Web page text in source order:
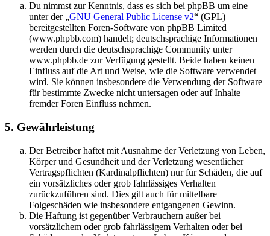
Du nimmst zur Kenntnis, dass es sich bei phpBB um eine
unter der „GNU General Public License v2“ (GPL)
bereitgestellten Foren-Software von phpBB Limited
(www.phpbb.com) handelt; deutschsprachige Informationen
werden durch die deutschsprachige Community unter
www.phpbb.de zur Verfügung gestellt. Beide haben keinen
Einfluss auf die Art und Weise, wie die Software verwendet
wird. Sie können insbesondere die Verwendung der Software
für bestimmte Zwecke nicht untersagen oder auf Inhalte
fremder Foren Einfluss nehmen.
5. Gewährleistung
Der Betreiber haftet mit Ausnahme der Verletzung von Leben,
Körper und Gesundheit und der Verletzung wesentlicher
Vertragspflichten (Kardinalpflichten) nur für Schäden, die auf
ein vorsätzliches oder grob fahrlässiges Verhalten
zurückzuführen sind. Dies gilt auch für mittelbare
Folgeschäden wie insbesondere entgangenen Gewinn.
Die Haftung ist gegenüber Verbrauchern außer bei
vorsätzlichem oder grob fahrlässigem Verhalten oder bei